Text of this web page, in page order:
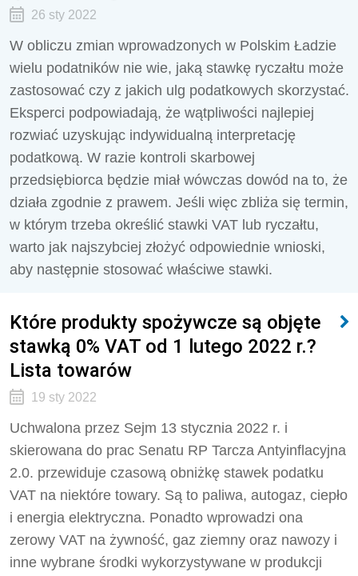
26 sty 2022
W obliczu zmian wprowadzonych w Polskim Ładzie
wielu podatników nie wie, jaką stawkę ryczałtu może
zastosować czy z jakich ulg podatkowych skorzystać.
Eksperci podpowiadają, że wątpliwości najlepiej
rozwiać uzyskując indywidualną interpretację
podatkową. W razie kontroli skarbowej
przedsiębiorca będzie miał wówczas dowód na to, że
działa zgodnie z prawem. Jeśli więc zbliża się termin,
w którym trzeba określić stawki VAT lub ryczałtu,
warto jak najszybciej złożyć odpowiednie wnioski,
aby następnie stosować właściwe stawki.
Które produkty spożywcze są objęte
stawką 0% VAT od 1 lutego 2022 r.?
Lista towarów
19 sty 2022
Uchwalona przez Sejm 13 stycznia 2022 r. i
skierowana do prac Senatu RP Tarcza Antyinflacyjna
2.0. przewiduje czasową obniżkę stawek podatku
VAT na niektóre towary. Są to paliwa, autogaz, ciepło
i energia elektryczna. Ponadto wprowadzi ona
zerowy VAT na żywność, gaz ziemny oraz nawozy i
inne wybrane środki wykorzystywane w produkcji